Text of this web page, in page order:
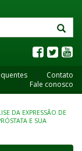
Contato
Fale conosco
DA EXPRESSÃO DE
E SUA